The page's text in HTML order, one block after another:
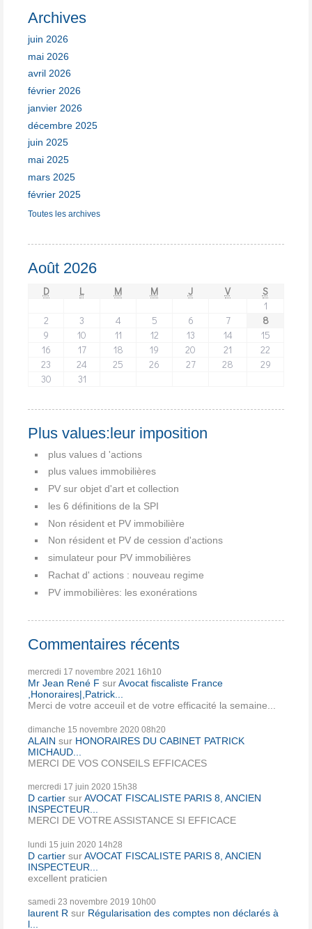
Archives
juin 2026
mai 2026
avril 2026
février 2026
janvier 2026
décembre 2025
juin 2025
mai 2025
mars 2025
février 2025
Toutes les archives
Août 2026
D L M M J V
S
1
2
3 4 5 6 7
8
9
10 11 12 13 14
15
16
17 18 19 20 21
22
23
24 25 26 27 28
29
30
31
Plus values:leur imposition
plus values d 'actions
plus values immobilières
PV sur objet d'art et collection
les 6 définitions de la SPI
Non résident et PV immobilière
Non résident et PV de cession d'actions
simulateur pour PV immobilières
Rachat d' actions : nouveau regime
PV immobilières: les exonérations
Commentaires récents
mercredi 17 novembre 2021 16h10
Mr Jean René F surAvocat fiscaliste France
,Honoraires|,Patrick...
Merci de votre acceuil et de votre efficacité la semaine...
dimanche 15 novembre 2020 08h20
ALAIN sur HONORAIRES DU CABINET PATRICK
MICHAUD...
MERCI DE VOS CONSEILS EFFICACES
mercredi 17 juin 2020 15h38
D cartier surAVOCAT FISCALISTE PARIS 8, ANCIEN
INSPECTEUR...
MERCI DE VOTRE ASSISTANCE SI EFFICACE
lundi 15 juin 2020 14h28
D cartier surAVOCAT FISCALISTE PARIS 8, ANCIEN
INSPECTEUR...
excellent praticien
samedi 23 novembre 2019 10h00
laurent R sur Régularisation des comptes non déclarés à
l...